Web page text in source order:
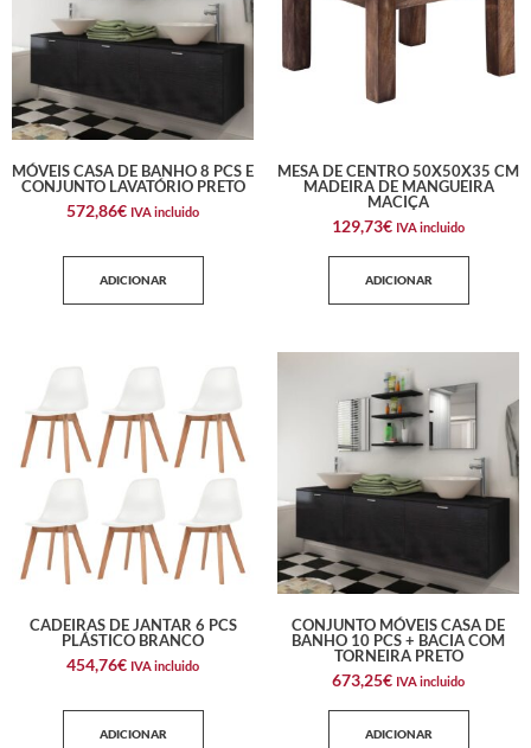
MÓVEIS CASA DE BANHO 8 PCS E
CONJUNTO LAVATÓRIO PRETO
572,86€ IVA incluido
ADICIONAR
MESA DE CENTRO 50X50X35 CM
MADEIRA DE MANGUEIRA
MACIÇA
129,73€ IVA incluido
ADICIONAR
CADEIRAS DE JANTAR 6 PCS
PLÁSTICO BRANCO
454,76€ IVA incluido
ADICIONAR
CONJUNTO MÓVEIS CASA DE
BANHO 10 PCS + BACIA COM
TORNEIRA PRETO
673,25€ IVA incluido
ADICIONAR